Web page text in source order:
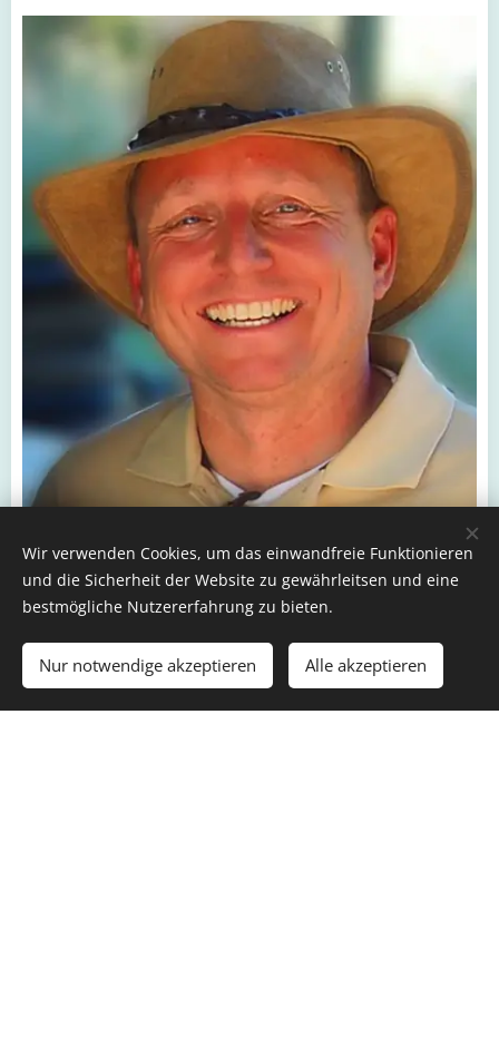
Wir verwenden Cookies, um das einwandfreie Funktionieren
und die Sicherheit der Website zu gewährleitsen und eine
bestmögliche Nutzererfahrung zu bieten.
Nur notwendige akzeptieren Alle akzeptieren